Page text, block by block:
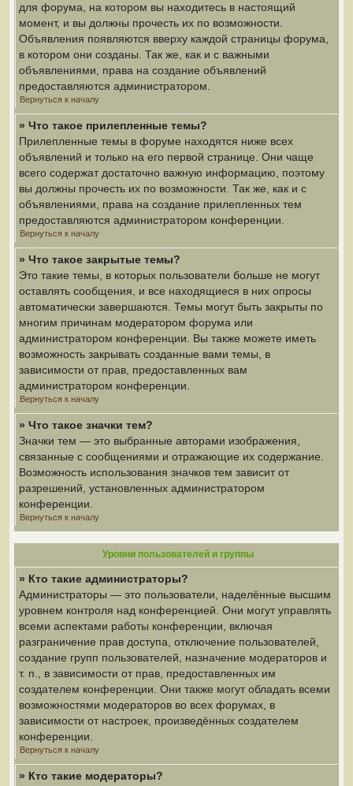
для форума, на котором вы находитесь в настоящий
момент, и вы должны прочесть их по возможности.
Объявления появляются вверху каждой страницы форума,
в котором они созданы. Так же, как и с важными
объявлениями, права на создание объявлений
предоставляются администратором.
Вернуться к началу
» Что такое прилепленные темы?
Прилепленные темы в форуме находятся ниже всех
объявлений и только на его первой странице. Они чаще
всего содержат достаточно важную информацию, поэтому
вы должны прочесть их по возможности. Так же, как и с
объявлениями, права на создание прилепленных тем
предоставляются администратором конференции.
Вернуться к началу
» Что такое закрытые темы?
Это такие темы, в которых пользователи больше не могут
оставлять сообщения, и все находящиеся в них опросы
автоматически завершаются. Темы могут быть закрыты по
многим причинам модератором форума или
администратором конференции. Вы также можете иметь
возможность закрывать созданные вами темы, в
зависимости от прав, предоставленных вам
администратором конференции.
Вернуться к началу
» Что такое значки тем?
Значки тем — это выбранные авторами изображения,
связанные с сообщениями и отражающие их содержание.
Возможность использования значков тем зависит от
разрешений, установленных администратором
конференции.
Вернуться к началу
Уровни пользователей и группы
» Кто такие администраторы?
Администраторы — это пользователи, наделённые высшим
уровнем контроля над конференцией. Они могут управлять
всеми аспектами работы конференции, включая
разграничение прав доступа, отключение пользователей,
создание групп пользователей, назначение модераторов и
т. п., в зависимости от прав, предоставленных им
создателем конференции. Они также могут обладать всеми
возможностями модераторов во всех форумах, в
зависимости от настроек, произведённых создателем
конференции.
Вернуться к началу
» Кто такие модераторы?